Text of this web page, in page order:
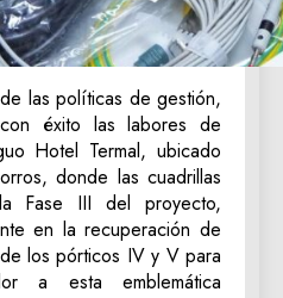
las políticas de gestión,
éxito las labores de
Hotel Termal, ubicado
donde las cuadrillas
Fase III del proyecto,
en la recuperación de
los pórticos IV y V para
a esta emblemática